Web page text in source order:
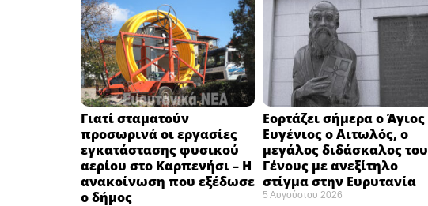
Γιατί σταματούν
προσωρινά οι εργασίες
εγκατάστασης φυσικού
αερίου στο Καρπενήσι – Η
ανακοίνωση που εξέδωσε
ο δήμος
Εορτάζει σήμερα ο Άγιος
Ευγένιος ο Αιτωλός, ο
μεγάλος διδάσκαλος του
Γένους με ανεξίτηλο
στίγμα στην Ευρυτανία
5 Αυγούστου 2026